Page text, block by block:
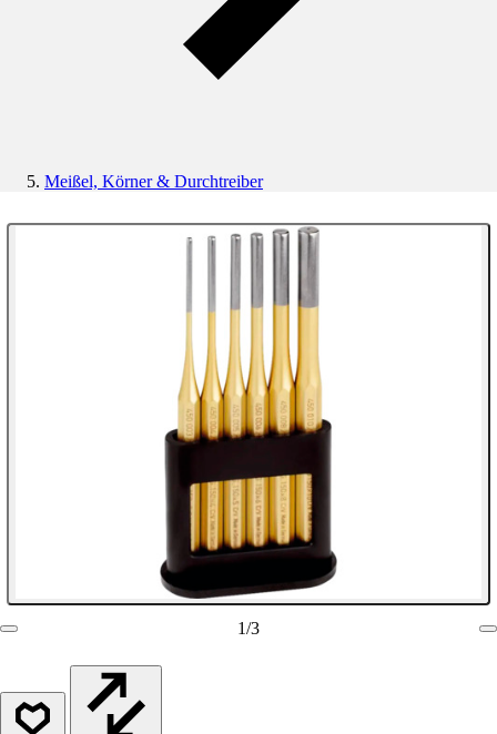
Meißel, Körner & Durchtreiber
1/3